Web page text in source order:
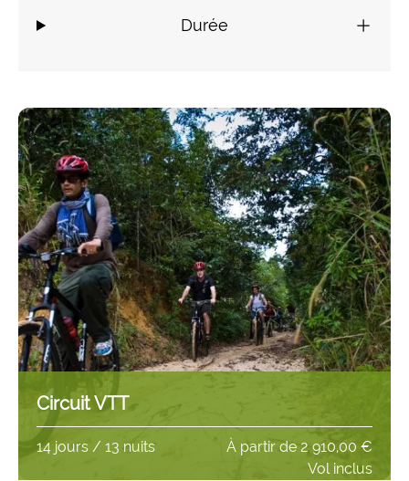
Durée
Circuit VTT
14 jours / 13 nuits
Vol inclus
À partir de 2 910,00 €